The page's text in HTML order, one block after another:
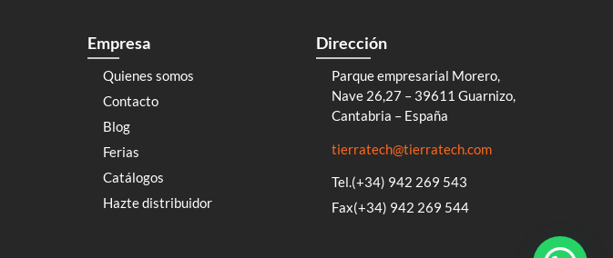
Empresa
Quienes somos
Contacto
Blog
Ferias
Catálogos
Hazte distribuidor
Dirección
Parque empresarial Morero,
Nave 26,27 – 39611 Guarnizo,
Cantabria – España
tierratech@tierratech.com
Tel.(+34) 942 269 543
Fax(+34) 942 269 544